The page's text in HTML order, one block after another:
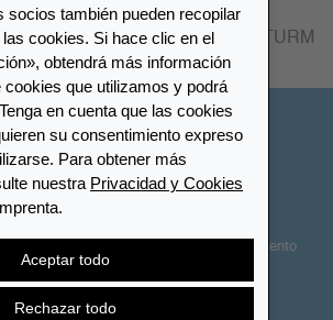
más cercano LEUCHTTURM
socios también pueden recopilar
cookies. Si hace clic en el
obtendrá más información
cookies que utilizamos y podrá
en cuenta que las cookies
su consentimiento expreso
Para obtener más
nuestra Privacidad y Cookies
Aceptar todo
Rechazar todo
de cookies Privacidad y Cookies
de accesibilidad
Derecho de desistimiento
Cancelar contrato